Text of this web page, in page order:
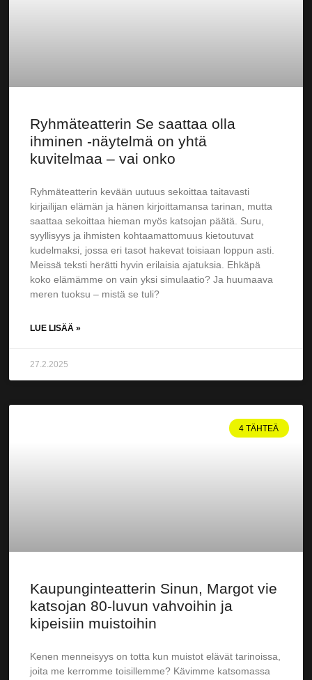
Ryhmäteatterin Se saattaa olla
ihminen -näytelmä on yhtä
kuvitelmaa – vai onko
Ryhmäteatterin kevään uutuus sekoittaa taitavasti
kirjailijan elämän ja hänen kirjoittamansa tarinan, mutta
saattaa sekoittaa hieman myös katsojan päätä. Suru,
syyllisyys ja ihmisten kohtaamattomuus kietoutuvat
kudelmaksi, jossa eri tasot hakevat toisiaan loppun asti.
Meissä teksti herätti hyvin erilaisia ajatuksia. Ehkäpä
koko elämämme on vain yksi simulaatio? Ja huumaava
meren tuoksu – mistä se tuli?
LUE LISÄÄ »
27.2.2025
4 TÄHTEÄ
Kaupunginteatterin Sinun, Margot vie
katsojan 80-luvun vahvoihin ja
kipeisiin muistoihin
Kenen menneisyys on totta kun muistot elävät tarinoissa,
joita me kerromme toisillemme? Kävimme katsomassa